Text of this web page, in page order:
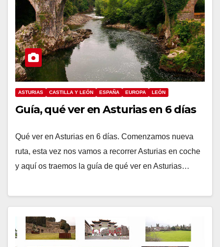
ASTURIAS CASTILLA Y LEÓN ESPAÑA EUROPA LEÓN
Guía, qué ver en Asturias en 6 días
Qué ver en Asturias en 6 días. Comenzamos nueva
ruta, esta vez nos vamos a recorrer Asturias en coche
y aquí os traemos la guía de qué ver en Asturias…